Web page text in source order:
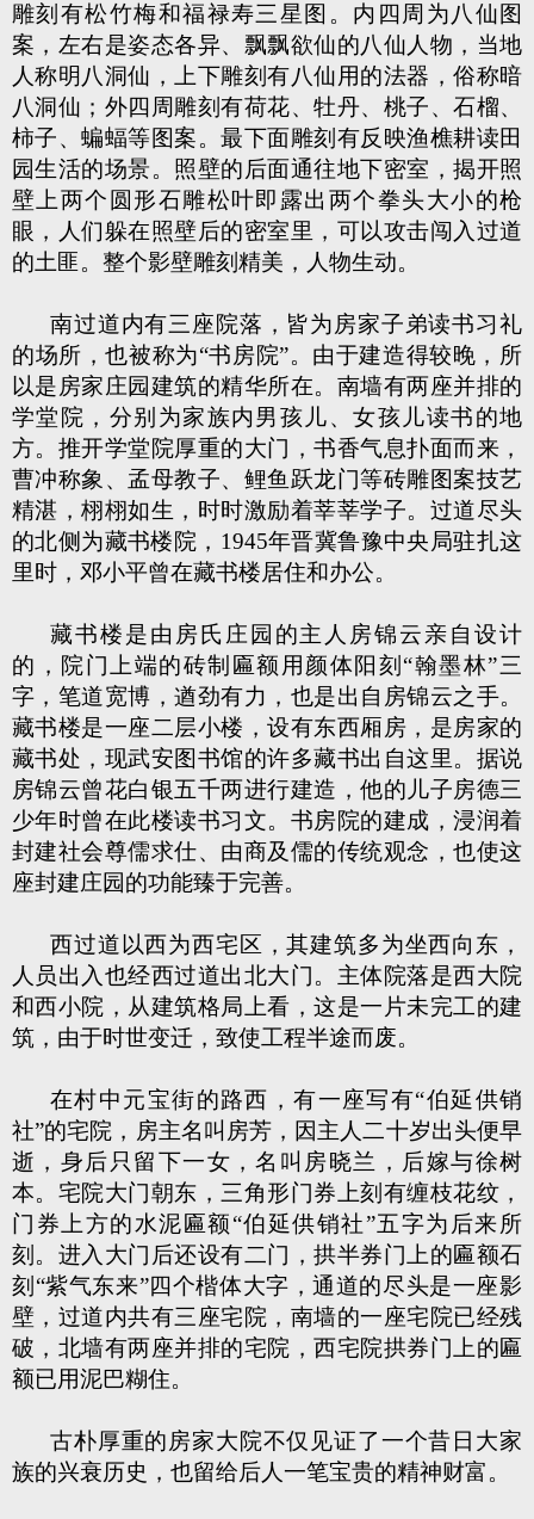
雕刻有松竹梅和福禄寿三星图。内四周为八仙图
案，左右是姿态各异、飘飘欲仙的八仙人物，当地
人称明八洞仙，上下雕刻有八仙用的法器，俗称暗
八洞仙；外四周雕刻有荷花、牡丹、桃子、石榴、
柿子、蝙蝠等图案。最下面雕刻有反映渔樵耕读田
园生活的场景。照壁的后面通往地下密室，揭开照
壁上两个圆形石雕松叶即露出两个拳头大小的枪
眼，人们躲在照壁后的密室里，可以攻击闯入过道
的土匪。整个影壁雕刻精美，人物生动。
南过道内有三座院落，皆为房家子弟读书习礼
的场所，也被称为“书房院”。由于建造得较晚，所
以是房家庄园建筑的精华所在。南墙有两座并排的
学堂院，分别为家族内男孩儿、女孩儿读书的地
方。推开学堂院厚重的大门，书香气息扑面而来，
曹冲称象、孟母教子、鲤鱼跃龙门等砖雕图案技艺
精湛，栩栩如生，时时激励着莘莘学子。过道尽头
的北侧为藏书楼院，1945年晋冀鲁豫中央局驻扎这
里时，邓小平曾在藏书楼居住和办公。
藏书楼是由房氏庄园的主人房锦云亲自设计
的，院门上端的砖制匾额用颜体阳刻“翰墨林”三
字，笔道宽博，遒劲有力，也是出自房锦云之手。
藏书楼是一座二层小楼，设有东西厢房，是房家的
藏书处，现武安图书馆的许多藏书出自这里。据说
房锦云曾花白银五千两进行建造，他的儿子房德三
少年时曾在此楼读书习文。书房院的建成，浸润着
封建社会尊儒求仕、由商及儒的传统观念，也使这
座封建庄园的功能臻于完善。
西过道以西为西宅区，其建筑多为坐西向东，
人员出入也经西过道出北大门。主体院落是西大院
和西小院，从建筑格局上看，这是一片未完工的建
筑，由于时世变迁，致使工程半途而废。
在村中元宝街的路西，有一座写有“伯延供销
社”的宅院，房主名叫房芳，因主人二十岁出头便早
逝，身后只留下一女，名叫房晓兰，后嫁与徐树
本。宅院大门朝东，三角形门券上刻有缠枝花纹，
门券上方的水泥匾额“伯延供销社”五字为后来所
刻。进入大门后还设有二门，拱半券门上的匾额石
刻“紫气东来”四个楷体大字，通道的尽头是一座影
壁，过道内共有三座宅院，南墙的一座宅院已经残
破，北墙有两座并排的宅院，西宅院拱券门上的匾
额已用泥巴糊住。
古朴厚重的房家大院不仅见证了一个昔日大家
族的兴衰历史，也留给后人一笔宝贵的精神财富。